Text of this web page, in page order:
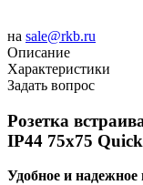
на sale@rkb.ru
Описание
Характеристики
Задать вопрос
Розетка
IP44 75x75
Удобное и